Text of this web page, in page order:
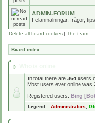
ADMIN-FORUM
Felanmälningar, frågor,
Delete all board cookies | The team
Board index
In total there are 364 users
Most users ever online was
Registered users: Bing
Legend :: Administrators